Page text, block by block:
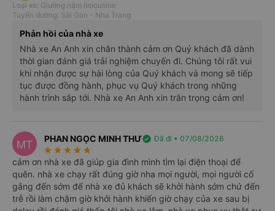
chuyển ( *).Điều kiện áp dụng
Hỗ trợ 24/7
Nhân viên tổng đài Vexere tận tâm tư vấn và hỗ trợ khi
gặp trục trặc hoặc sự cố.
Được chọn chỗ ngồi
Được chọn điểm đón trả mong muốn.
Thông tin chính xác
Lịch chạy, giá vé cập nhật liên tục từ nhà xe.
đãi đặt sớm và đặt cận giờ.
Thanh toán đa dạng
Trả trước lẫn trả sau, bảo mật tuyệt đối.
Loại xe: Giường nằm limousine
Tuyến đường: Sài Gòn - Nha Trang
Phản hồi của nhà xe
Nhà xe An Anh xin chân thành cảm ơn Quý khách đã dành
thời gian đánh giá trải nghiệm chuyến đi. Chúng tôi rất vui
khi nhận được sự hài lòng của Quý khách và mong sẽ tiếp
tục được đồng hành, phục vụ Quý khách trong những
hành trình sắp tới. Nhà xe An Anh xin trân trọng cảm ơn!
MT PHAN NGỌC MINH THƯverified Đã đi • 07/08/2026
star_rate star_rate star_rate star_rate star_rate
cảm ơn nhà xe đã giúp gia đình mình tìm lại điện thoại để
quên. nhà xe chạy rất đúng giờ nha mọi người, mọi người cố
gắng đến sớm để nhà xe đủ khách sẽ khởi hành sớm chứ đến
trễ rồi làm chậm giờ khởi hành khiến giờ chạy của xe sau bị